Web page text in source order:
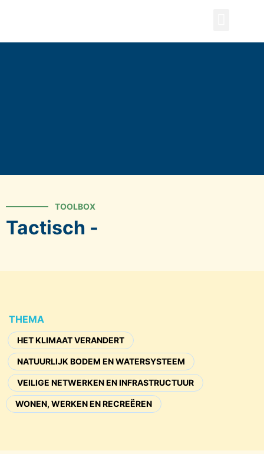
TOOLBOX
Tactisch -
THEMA
HET KLIMAAT VERANDERT
NATUURLIJK BODEM EN WATERSYSTEEM
VEILIGE NETWERKEN EN INFRASTRUCTUUR
WONEN, WERKEN EN RECREËREN